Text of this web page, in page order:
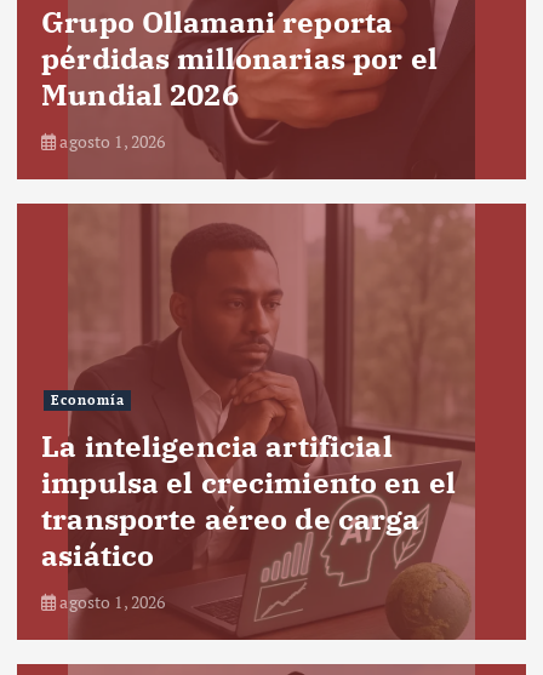
Grupo Ollamani reporta
pérdidas millonarias por el
Mundial 2026
agosto 1, 2026
Economía
La inteligencia artificial
impulsa el crecimiento en el
transporte aéreo de carga
asiático
agosto 1, 2026